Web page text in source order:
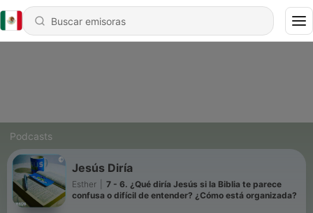
Podcasts
Jesús Diría
Esther
7 - 6. ¿Qué diría Jesús si la Biblia te parece
confusa o difícil de entender? ¿Cómo está organizada?